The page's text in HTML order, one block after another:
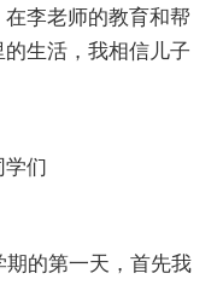
李老师的教育和帮
生活，我相信儿子
们
的第一天，首先我